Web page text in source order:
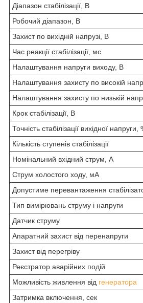
Діапазон стабілізації, В
Робочий діапазон, В
Захист по вихідній напрузі, В
Час реакції стабілізації, мс
Налаштування напруги виходу, В
Налаштування захисту по високій
Налаштування захисту по низькій
Крок стабілізації, В
Точність стабілізації вихідної напруги,
Кількість ступенів стабілізації
Номінальний вхідний струм, А
Струм холостого ходу, мА
Допустиме перевантаження
Тип вимірювань струму і напруги
Датчик струму
Апаратний захист від перенапруги
Захист від перегріву
Реєстратор аварійних подій
Можливість живлення від генератора
Затримка включення, сек